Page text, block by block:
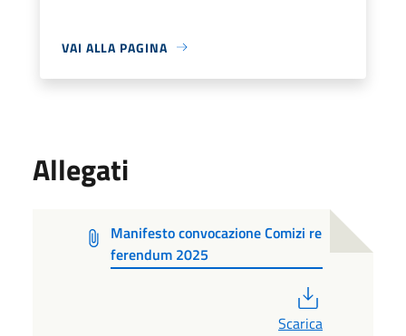
VAI ALLA PAGINA
Allegati
Manifesto convocazione Comizi re
ferendum 2025
Scarica